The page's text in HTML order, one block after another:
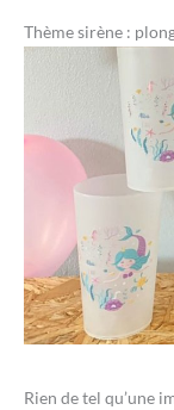
Thème sirène :
Rien de tel qu’une